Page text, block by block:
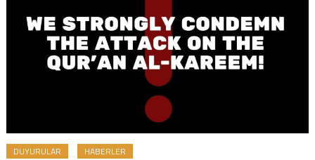
DUYURULAR HABERLER